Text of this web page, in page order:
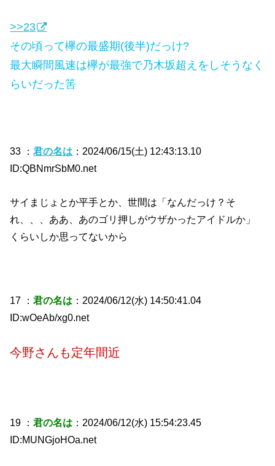
>>23
その頃って欅の最盛期(後半)だっけ?
最大瞬間風速は欅が最強で乃木坂超えをしそうなく
らいだった筈
33 ：君の名は ：2024/06/15(土) 12:43:13.10
ID:QBNmrSbM0.net
サイまじょとか平手とか、世間は「なんだっけ？そ
れ、、、ああ、あのゴリ押しがウザかったアイドルか」
くらいしか思ってないから
17 ：君の名は ：2024/06/12(水) 14:50:41.04
ID:wOeAb/xg0.net
今野さんも定年間近
19 ：君の名は ：2024/06/12(水) 15:54:23.45
ID:MUNGjoHOa.net